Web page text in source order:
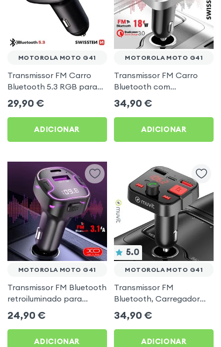
MOTOROLA MOTO G41
Transmissor FM Carro
Bluetooth 5.3 RGB para
Motorola Moto G41
29,90 €
ADICIONAR
MOTOROLA MOTO G41
Transmissor FM Carro
Bluetooth com
carregamento duplo de
música USB Preto
34,90 €
ADICIONAR
MOTOROLA MOTO G41
Transmissor FM Bluetooth
retroiluminado para
automóvel com
carregamento USB C
Preto
24,90 €
ADICIONAR
5.0
MOTOROLA MOTO G41
Transmissor FM
Bluetooth, Carregador
para automóvel Muvit
Preto para Motorola
Moto G41
34,90 €
ADICIONAR